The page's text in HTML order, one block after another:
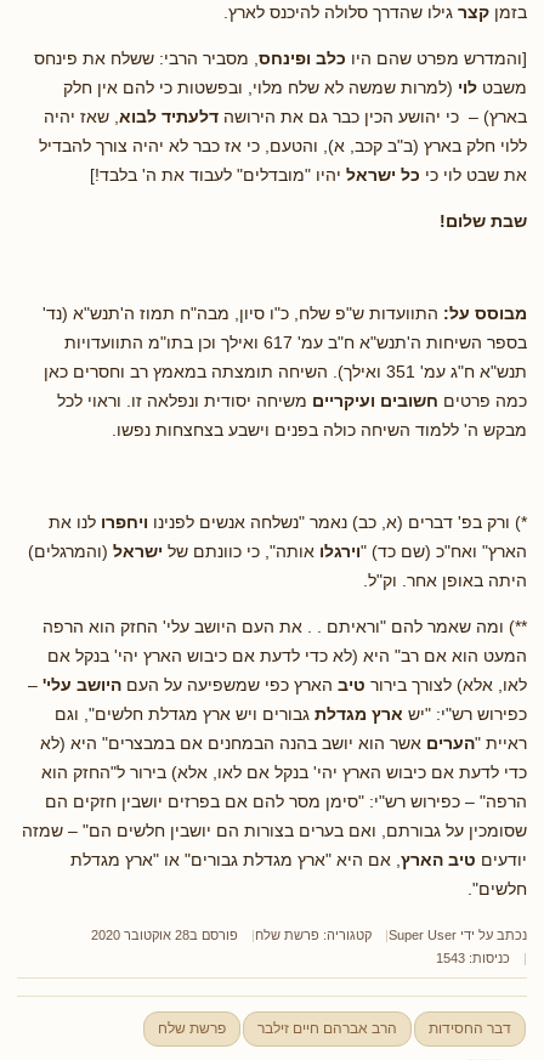
בזמן קצר גילו שהדרך סלולה להיכנס לארץ.
[והמדרש מפרט שהם היו כלב ופינחס , מסביר הרבי: ששלח את פינחס
משבט לוי (למרות שמשה לא שלח מלוי, ובפשטות כי להם אין חלק
בארץ) – כי יהושע הכין כבר גם את הירושה דלעתיד לבוא , שאז יהיה
ללוי חלק בארץ (ב"ב קכב, א), והטעם, כי אז כבר לא יהיה צורך להבדיל
את שבט לוי כי כל ישראל יהיו "מובדלים" לעבוד את ה' בלבד!]
שבת שלום!
מבוסס על: התוועדות ש"פ שלח, כ"ו סיון, מבה"ח תמוז ה'תנש"א (נד'
בספר השיחות ה'תנש"א ח"ב עמ' 617 ואילך וכן בתו"מ התוועדויות
תנש"א ח"ג עמ' 351 ואילך). השיחה תומצתה במאמץ רב וחסרים כאן
כמה פרטים חשובים ועיקריים משיחה יסודית ונפלאה זו. וראוי לכל
מבקש ה' ללמוד השיחה כולה בפנים וישבע בצחצחות נפשו.
*) ורק בפ' דברים (א, כב) נאמר "נשלחה אנשים לפנינו ויחפרו לנו את
הארץ" ואח"כ (שם כד) "וירגלו אותה", כי כוונתם של ישראל (והמרגלים)
היתה באופן אחר. וק"ל.
**) ומה שאמר להם "וראיתם . . את העם היושב עלי' החזק הוא הרפה
המעט הוא אם רב" היא (לא כדי לדעת אם כיבוש הארץ יהי' בנקל אם
לאו, אלא) לצורך בירור טיב הארץ כפי שמשפיעה על העם היושב עלי' –
כפירוש רש"י: "יש ארץ מגדלת גבורים ויש ארץ מגדלת חלשים", וגם
ראיית "הערים אשר הוא יושב בהנה הבמחנים אם במבצרים" היא (לא
כדי לדעת אם כיבוש הארץ יהי' בנקל אם לאו, אלא) בירור ל"החזק הוא
הרפה" – כפירוש רש"י: "סימן מסר להם אם בפרזים יושבין חזקים הם
שסומכין על גבורתם, ואם בערים בצורות הם יושבין חלשים הם" – שמזה
יודעים טיב הארץ , אם היא "ארץ מגדלת גבורים" או "ארץ מגדלת
חלשים".
נכתב על ידי Super User קטגוריה: פרשת שלח
פורסם ב28 אוקטובר 2020
כניסות: 1543
דבר החסידות הרב אברהם חיים זילבר פרשת שלח